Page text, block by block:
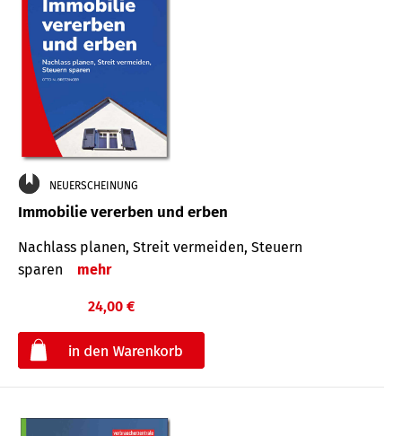
NEUERSCHEINUNG
Immobilie vererben und erben
Nachlass planen, Streit vermeiden, Steuern
sparen
mehr
24,00 €